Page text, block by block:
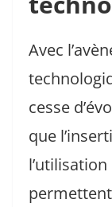
Avec
cesse
que